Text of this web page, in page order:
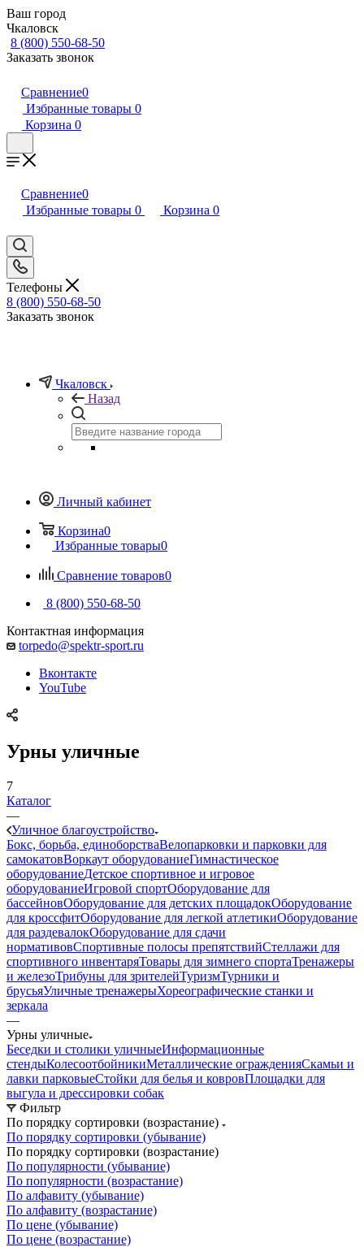
Ваш город
Чкаловск
8 (800) 550-68-50
Заказать звонок
Сравнение0
Избранные товары 0
Корзина 0
Сравнение0
Избранные товары 0 Корзина 0
Телефоны
8 (800) 550-68-50
Заказать звонок
Чкаловск
Назад
Личный кабинет
Корзина0
Избранные товары0
Сравнение товаров0
8 (800) 550-68-50
Контактная информация
torpedo@spektr-sport.ru
Вконтакте
YouTube
Урны уличные
7
Каталог
—
Уличное благоустройство
Бокс, борьба, единоборстваВелопарковки и парковки для
самокатовВоркаут оборудованиеГимнастическое
оборудованиеДетское спортивное и игровое
оборудованиеИгровой спортОборудование для
бассейновОборудование для детских площадокОборудование
для кроссфитОборудование для легкой атлетикиОборудование
для раздевалокОборудование для сдачи
нормативовСпортивные полосы препятствийСтеллажи для
спортивного инвентаряТовары для зимнего спортаТренажеры
и железоТрибуны для зрителейТуризмТурники и
брусьяУличные тренажерыХореографические станки и
зеркала
—
Урны уличные
Беседки и столики уличныеИнформационные
стендыКолесоотбойникиМеталлические огражденияСкамьи и
лавки парковыеСтойки для белья и ковровПлощадки для
выгула и дрессировки собак
Фильтр
По порядку сортировки (возрастание)
По порядку сортировки (убывание)
По порядку сортировки (возрастание)
По популярности (убывание)
По популярности (возрастание)
По алфавиту (убывание)
По алфавиту (возрастание)
По цене (убывание)
По цене (возрастание)